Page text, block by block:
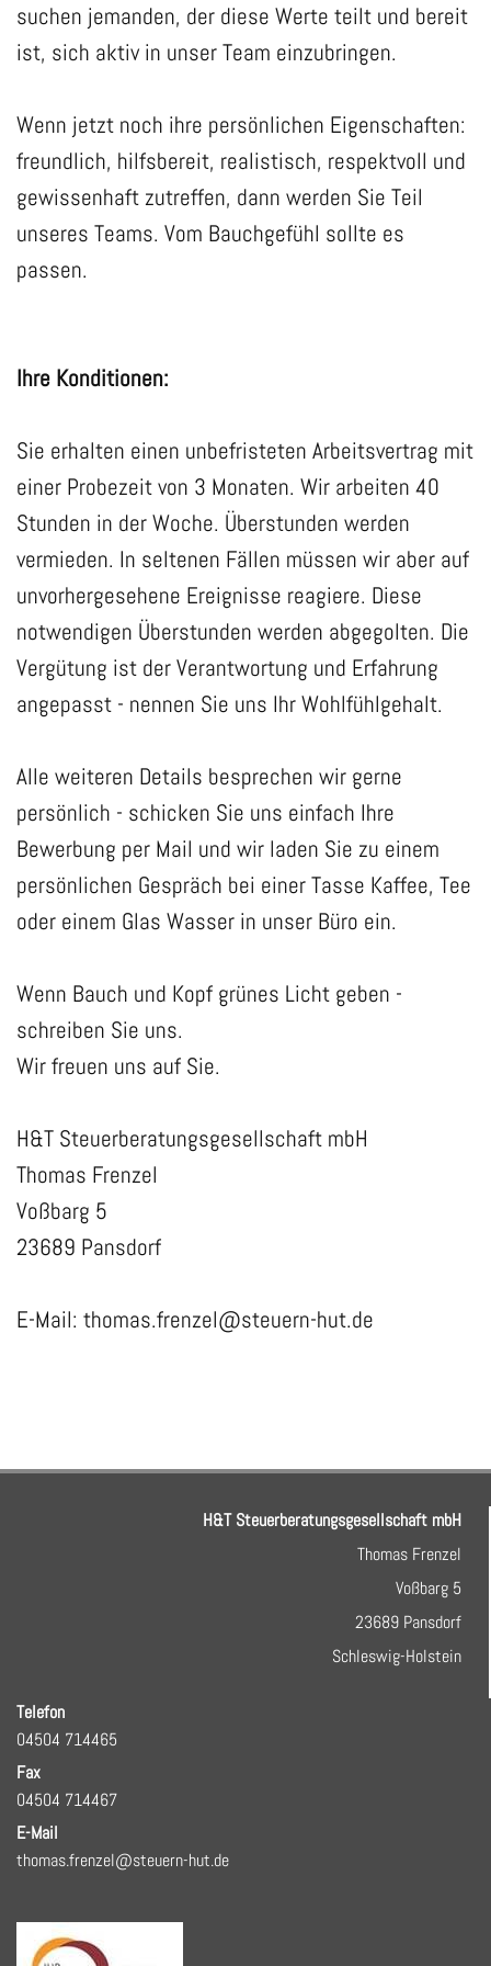
suchen jemanden, der diese Werte teilt und bereit
ist, sich aktiv in unser Team einzubringen.
Wenn jetzt noch ihre persönlichen Eigenschaften:
freundlich, hilfsbereit, realistisch, respektvoll und
gewissenhaft zutreffen, dann werden Sie Teil
unseres Teams. Vom Bauchgefühl sollte es
passen.
Ihre Konditionen:
Sie erhalten einen unbefristeten Arbeitsvertrag mit
einer Probezeit von 3 Monaten. Wir arbeiten 40
Stunden in der Woche. Überstunden werden
vermieden. In seltenen Fällen müssen wir aber auf
unvorhergesehene Ereignisse reagiere. Diese
notwendigen Überstunden werden abgegolten. Die
Vergütung ist der Verantwortung und Erfahrung
angepasst - nennen Sie uns Ihr Wohlfühlgehalt.
Alle weiteren Details besprechen wir gerne
persönlich - schicken Sie uns einfach Ihre
Bewerbung per Mail und wir laden Sie zu einem
persönlichen Gespräch bei einer Tasse Kaffee, Tee
oder einem Glas Wasser in unser Büro ein.
Wenn Bauch und Kopf grünes Licht geben -
schreiben Sie uns.
Wir freuen uns auf Sie.
H&T Steuerberatungsgesellschaft mbH
Thomas Frenzel
Voßbarg 5
23689 Pansdorf
E-Mail: thomas.frenzel@steuern-hut.de
H&T Steuerberatungsgesellschaft mbH
Thomas Frenzel
Voßbarg 5
23689 Pansdorf
Schleswig-Holstein
Telefon
04504 714465
Fax
04504 714467
E-Mail
thomas.frenzel@steuern-hut.de